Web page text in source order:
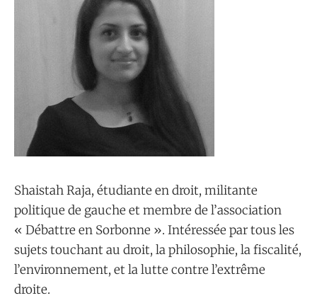
Shaistah Raja, étudiante en droit, militante
politique de gauche et membre de l’association
« Débattre en Sorbonne ». Intéressée par tous les
sujets touchant au droit, la philosophie, la fiscalité,
l’environnement, et la lutte contre l’extrême
droite.